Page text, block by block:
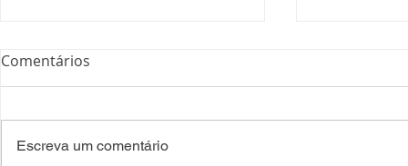
Comentários
Escreva um comentário